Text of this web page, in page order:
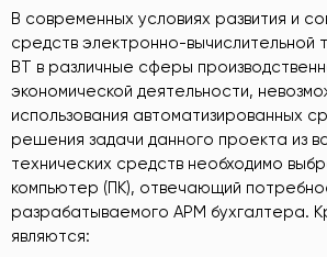
В современных условиях развития и
средств электронно-вычислительной
ВТ в различные сферы
экономической деятельности,
использования автоматизированных
решения задачи данного проекта из
технических средств необходимо
компьютер (ПК), отвечающий
разрабатываемого АРМ бухгалтера.
являются: